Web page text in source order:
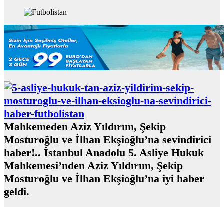
Mahkemeden Aziz Yıldırım, Şekip
Mosturoğlu ve İlhan Ekşioğlu’na sevindirici
haber!.. İstanbul Anadolu 5. Asliye Hukuk
Mahkemesi’nden Aziz Yıldırım, Şekip
Mosturoğlu ve İlhan Ekşioğlu’na iyi haber
geldi.